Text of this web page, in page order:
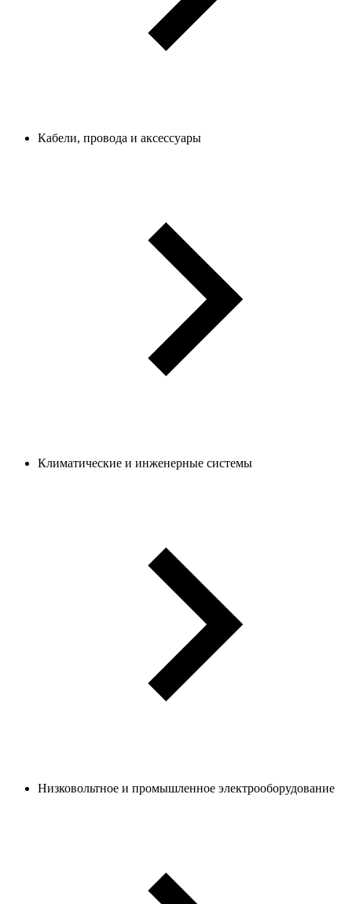
Кабели, провода и аксессуары
Климатические и инженерные системы
Низковольтное и промышленное электрооборудование